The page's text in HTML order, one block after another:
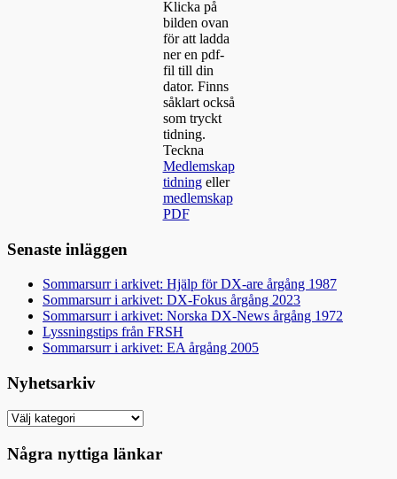
Klicka på
bilden ovan
för att ladda
ner en pdf-
fil till din
dator. Finns
såklart också
som tryckt
tidning.
Teckna
Medlemskap
tidningeller
medlemskap
PDF
Senaste inläggen
Sommarsurr i arkivet: Hjälp för DX-are årgång 1987
Sommarsurr i arkivet: DX-Fokus årgång 2023
Sommarsurr i arkivet: Norska DX-News årgång 1972
Lyssningstips från FRSH
Sommarsurr i arkivet: EA årgång 2005
Nyhetsarkiv
Nyhetsarkiv
Några nyttiga länkar